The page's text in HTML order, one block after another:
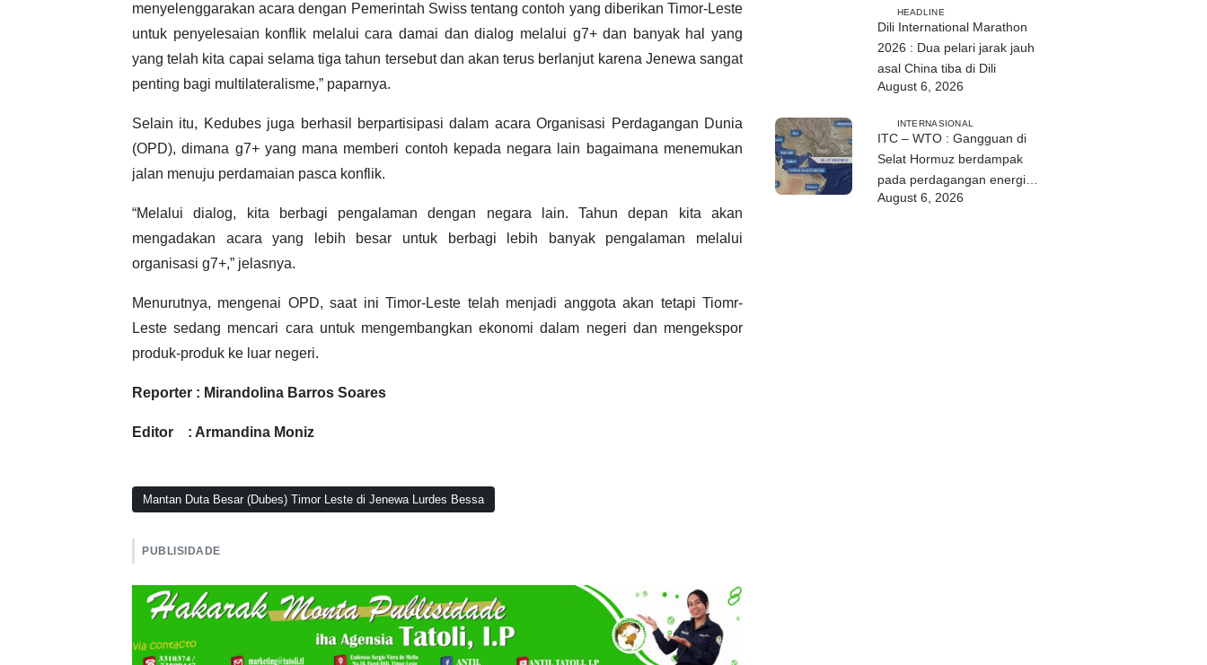
menyelenggarakan acara dengan Pemerintah Swiss tentang contoh yang diberikan Timor-Leste
untuk penyelesaian konflik melalui cara damai dan dialog melalui g7+ dan banyak hal yang
yang telah kita capai selama tiga tahun tersebut dan akan terus berlanjut karena Jenewa sangat
penting bagi multilateralisme,” paparnya.
Selain itu, Kedubes juga berhasil berpartisipasi dalam acara Organisasi Perdagangan Dunia
(OPD), dimana g7+ yang mana memberi contoh kepada negara lain bagaimana menemukan
jalan menuju perdamaian pasca konflik.
“Melalui dialog, kita berbagi pengalaman dengan negara lain. Tahun depan kita akan
mengadakan acara yang lebih besar untuk berbagi lebih banyak pengalaman melalui
organisasi g7+,” jelasnya.
Menurutnya, mengenai OPD, saat ini Timor-Leste telah menjadi anggota akan tetapi Tiomr-
Leste sedang mencari cara untuk mengembangkan ekonomi dalam negeri dan mengekspor
produk-produk ke luar negeri.
Reporter : Mirandolina Barros Soares
Editor : Armandina Moniz
Mantan Duta Besar (Dubes) Timor Leste di Jenewa Lurdes Bessa
PUBLISIDADE
HEADLINE
Dili International Marathon
2026 : Dua pelari jarak jauh
asal China tiba di Dili
August 6, 2026
INTERNASIONAL
ITC – WTO : Gangguan di
Selat Hormuz berdampak
pada perdagangan energi,
pupuk, dan industri
August 6, 2026